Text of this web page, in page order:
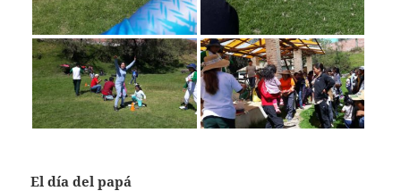
El día del papá